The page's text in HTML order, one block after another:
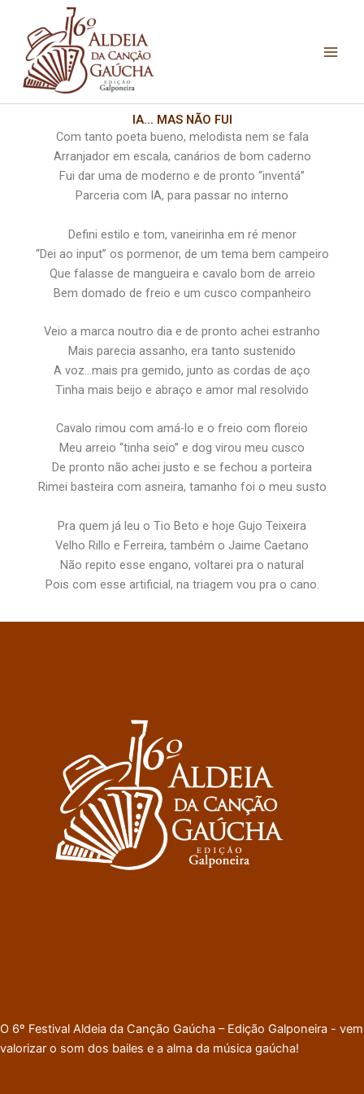
content
IA... MAS NÃO FUI​
Com tanto poeta bueno, melodista nem se fala
Arranjador em escala, canários de bom caderno
Fui dar uma de moderno e de pronto “inventá”
Parceria com IA, para passar no interno
Defini estilo e tom, vaneirinha em ré menor
“Dei ao input” os pormenor, de um tema bem campeiro
Que falasse de mangueira e cavalo bom de arreio
Bem domado de freio e um cusco companheiro
Veio a marca noutro dia e de pronto achei estranho
Mais parecia assanho, era tanto sustenido
A voz…mais pra gemido, junto as cordas de aço
Tinha mais beijo e abraço e amor mal resolvido
Cavalo rimou com amá-lo e o freio com floreio
Meu arreio “tinha seio” e dog virou meu cusco
De pronto não achei justo e se fechou a porteira
Rimei basteira com asneira, tamanho foi o meu susto
Pra quem já leu o Tio Beto e hoje Gujo Teixeira
Velho Rillo e Ferreira, também o Jaime Caetano
Não repito esse engano, voltarei pra o natural
Pois com esse artificial, na triagem vou pra o cano.
O 6º Festival Aldeia da Canção Gaúcha – Edição Galponeira - vem
valorizar o som dos bailes e a alma da música gaúcha!